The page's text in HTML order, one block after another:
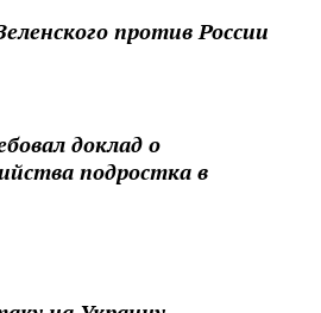
против России
доклад о
подростка в